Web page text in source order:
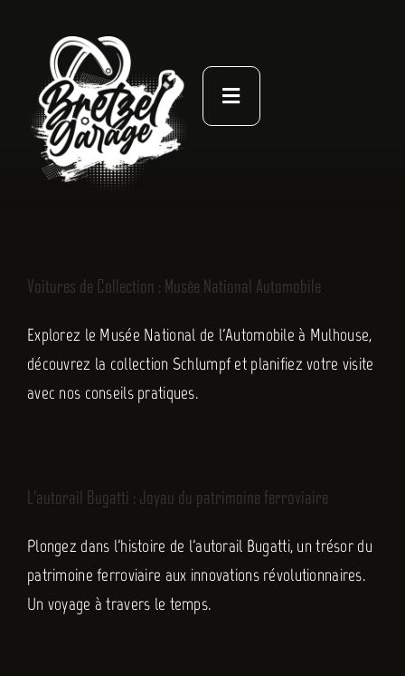
Toggle
Navigation
À PROPOS
CONTACT
Voitures de Collection : Musée National Automobile
Explorez le Musée National de l'Automobile à Mulhouse,
découvrez la collection Schlumpf et planifiez votre visite
avec nos conseils pratiques.
L’autorail Bugatti : Joyau du patrimoine ferroviaire
Plongez dans l'histoire de l'autorail Bugatti, un trésor du
patrimoine ferroviaire aux innovations révolutionnaires.
Un voyage à travers le temps.